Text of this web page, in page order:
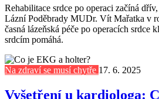
Rehabilitace srdce po operaci začíná
Lázní Poděbrady MUDr. Vít Mařatka v
časná lázeňská péče po operacích srdce
srdcím pomáhá.
Na zdraví se musí chytře 17. 6. 2025
Vyšetření u kardiologa: